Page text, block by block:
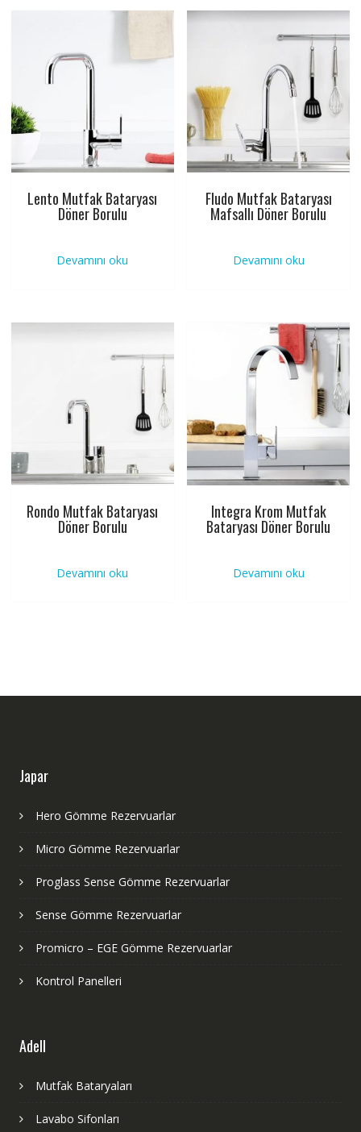
Lento Mutfak Bataryası
Döner Borulu
Devamını oku
Fludo Mutfak Bataryası
Mafsallı Döner Borulu
Devamını oku
Rondo Mutfak Bataryası
Döner Borulu
Devamını oku
Integra Krom Mutfak
Bataryası Döner Borulu
Devamını oku
Japar
Hero Gömme Rezervuarlar
Micro Gömme Rezervuarlar
Proglass Sense Gömme Rezervuarlar
Sense Gömme Rezervuarlar
Promicro – EGE Gömme Rezervuarlar
Kontrol Panelleri
Adell
Mutfak Bataryaları
Lavabo Sifonları